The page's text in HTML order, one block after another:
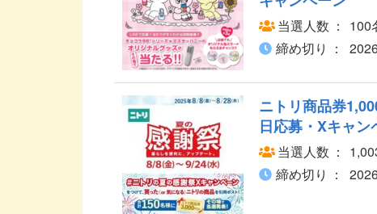
当選人数
100
締め切り
ニトリ商品券
日応募・Xキャン
当選人数
締め切り